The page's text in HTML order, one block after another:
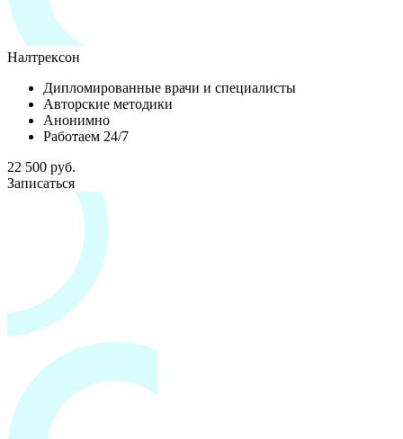
Налтрексон
Дипломированные врачи и специалисты
Авторские методики
Анонимно
Работаем 24/7
22 500 руб.
Записаться